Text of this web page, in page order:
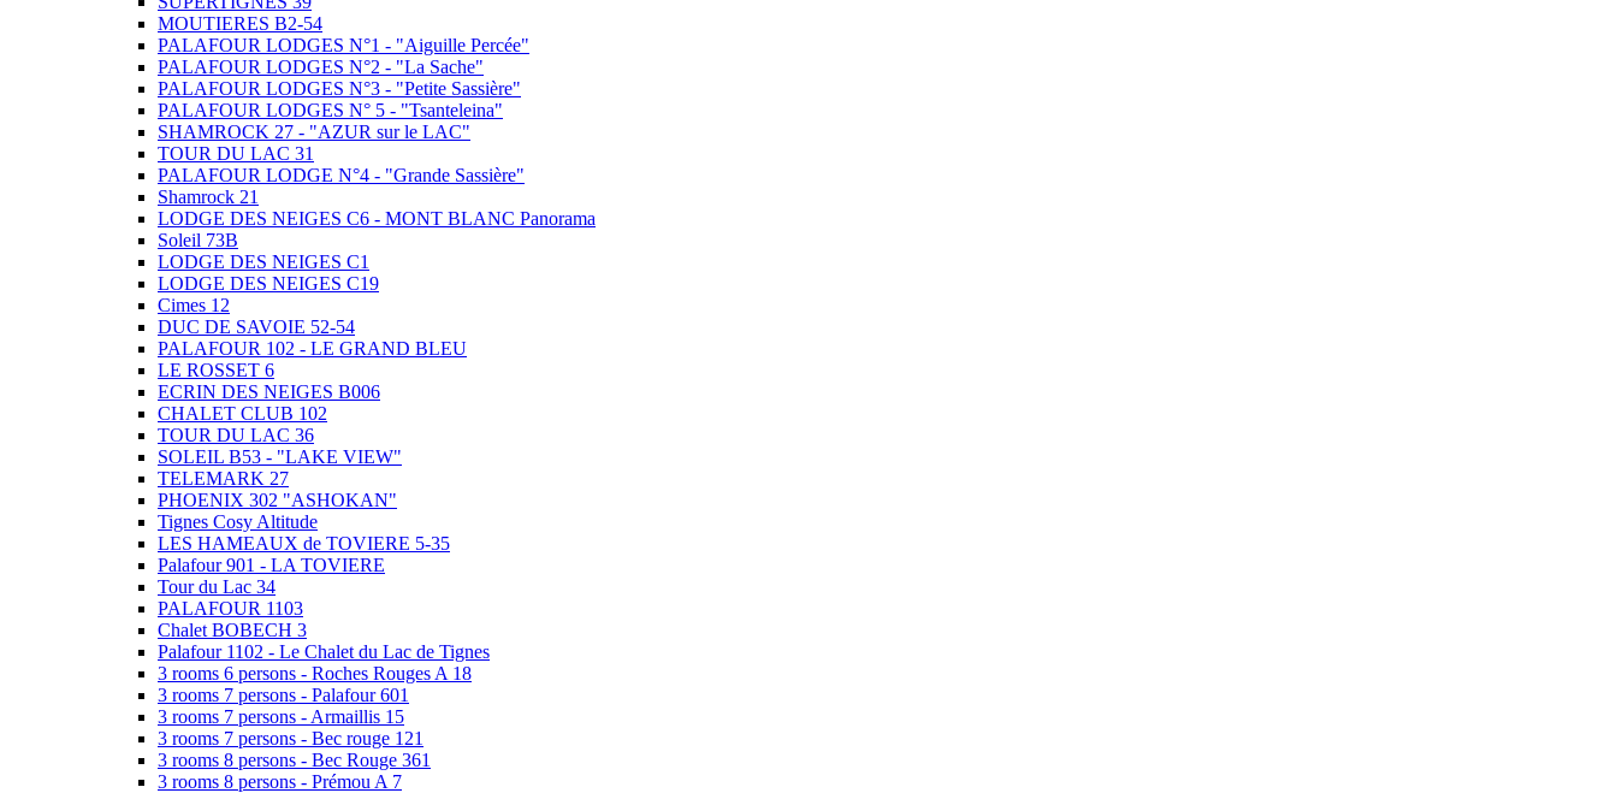
MOUTIERES B2-54
PALAFOUR LODGES N°1 - "Aiguille Percée"
PALAFOUR LODGES N°2 - "La Sache"
PALAFOUR LODGES N°3 - "Petite Sassière"
PALAFOUR LODGES N° 5 - "Tsanteleina"
SHAMROCK 27 - "AZUR sur le LAC"
TOUR DU LAC 31
PALAFOUR LODGE N°4 - "Grande Sassière"
Shamrock 21
LODGE DES NEIGES C6 - MONT BLANC Panorama
Soleil 73B
LODGE DES NEIGES C1
LODGE DES NEIGES C19
Cimes 12
DUC DE SAVOIE 52-54
PALAFOUR 102 - LE GRAND BLEU
LE ROSSET 6
ECRIN DES NEIGES B006
CHALET CLUB 102
TOUR DU LAC 36
SOLEIL B53 - "LAKE VIEW"
TELEMARK 27
PHOENIX 302 "ASHOKAN"
Tignes Cosy Altitude
LES HAMEAUX de TOVIERE 5-35
Palafour 901 - LA TOVIERE
Tour du Lac 34
PALAFOUR 1103
Chalet BOBECH 3
Palafour 1102 - Le Chalet du Lac de Tignes
3 rooms 6 persons - Roches Rouges A 18
3 rooms 7 persons - Palafour 601
3 rooms 7 persons - Armaillis 15
3 rooms 7 persons - Bec rouge 121
3 rooms 8 persons - Bec Rouge 361
3 rooms 8 persons - Prémou A 7